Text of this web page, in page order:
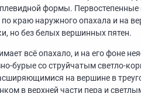
формы.
краю наружного опахала и на
но без белых вершинных пятен.
всё опахало, и на его фоне
бурые со струйчатым светло-
на вершине в
в верхней части пера и